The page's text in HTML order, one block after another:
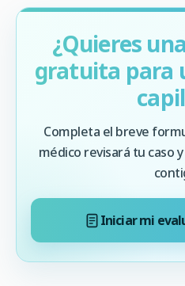
¿Quieres
gratuita para
Completa el breve
médico revisará tu caso
Iniciar mi